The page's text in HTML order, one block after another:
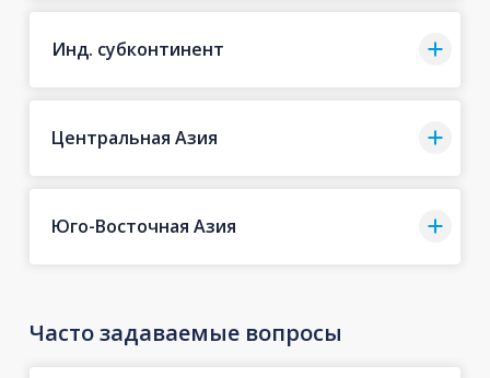
Инд. субконтинент
Центральная Азия
Юго-Восточная Азия
Часто задаваемые вопросы